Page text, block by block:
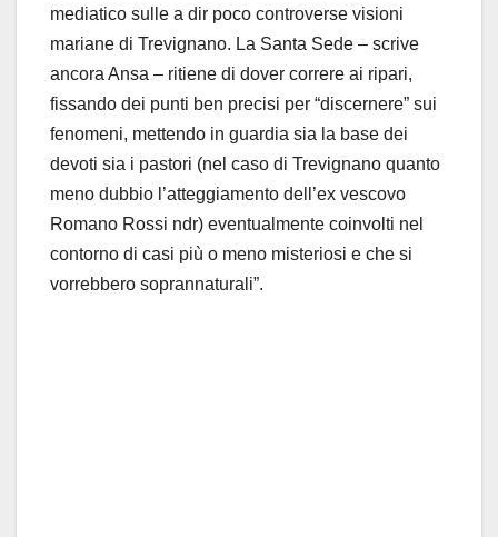
mediatico sulle a dir poco controverse visioni
mariane di Trevignano. La Santa Sede – scrive
ancora Ansa – ritiene di dover correre ai ripari,
fissando dei punti ben precisi per “discernere” sui
fenomeni, mettendo in guardia sia la base dei
devoti sia i pastori (nel caso di Trevignano quanto
meno dubbio l’atteggiamento dell’ex vescovo
Romano Rossi ndr) eventualmente coinvolti nel
contorno di casi più o meno misteriosi e che si
vorrebbero soprannaturali”.